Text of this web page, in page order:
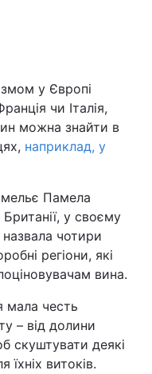
у Європі
чи Італія,
можна знайти в
наприклад, у
Памела
у своєму
назвала чотири
регіони, які
вина.
мала честь
– від долини
скуштувати деякі
їхніх витоків.